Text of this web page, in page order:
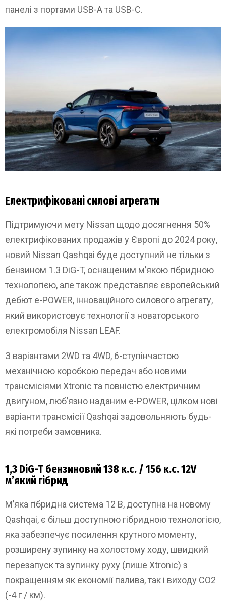
панелі з портами USB-A та USB-C.
Електрифіковані силові агрегати
Підтримуючи мету Nissan щодо досягнення 50%
електрифікованих продажів у Європі до 2024 року,
новий Nissan Qashqai буде доступний не тільки з
бензином 1.3 DiG-T, оснащеним м’якою гібридною
технологією, але також представляє європейський
дебют e-POWER, інноваційного силового агрегату,
який використовує технології з новаторського
електромобіля Nissan LEAF.
З варіантами 2WD та 4WD, 6-ступінчастою
механічною коробкою передач або новими
трансмісіями Xtronic та повністю електричним
двигуном, люб’язно наданим e-POWER, цілком нові
варіанти трансмісії Qashqai задовольняють будь-
які потреби замовника.
1,3 DiG-T бензиновий 138 к.с. / 156 к.с. 12V
м’який гібрид
М’яка гібридна система 12 В, доступна на новому
Qashqai, є більш доступною гібридною технологією,
яка забезпечує посилення крутного моменту,
розширену зупинку на холостому ходу, швидкий
перезапуск та зупинку руху (лише Xtronic) з
покращенням як економії палива, так і виходу CO2
(-4 г / км).